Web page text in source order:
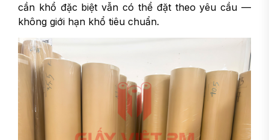
cần khổ đặc biệt vẫn có thể đặt theo yêu cầu —
không giới hạn khổ tiêu chuẩn.